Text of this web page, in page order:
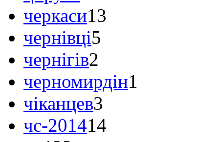
черкаси13
чернівці5
чернігів2
черномирдін1
чіканцев3
чс-201414